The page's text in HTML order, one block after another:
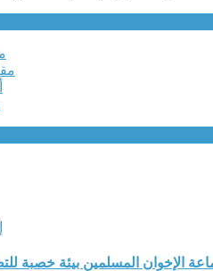
الإخوان المسلمين بيئة خصبة